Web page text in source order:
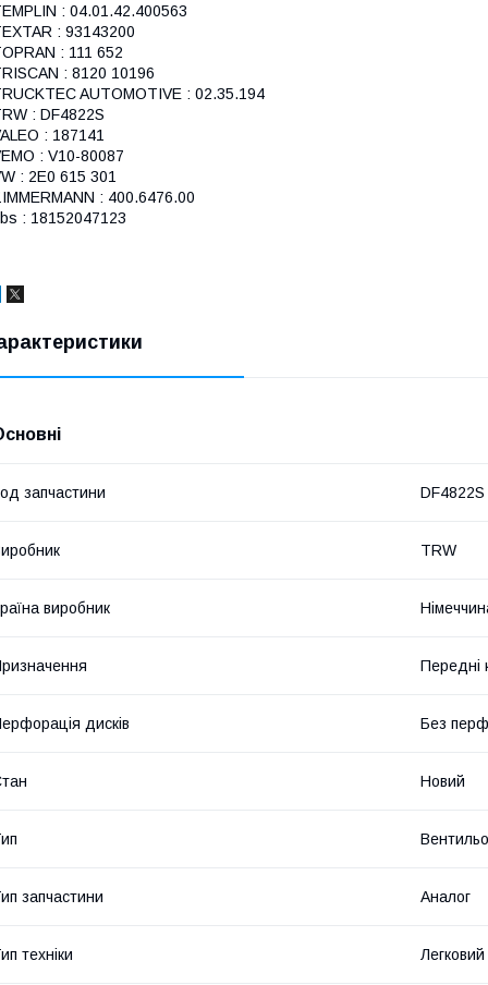
: 04.01.42.400563
: 93143200
: 111 652
: 8120 10196
AUTOMOTIVE : 02.35.194
: DF4822S
: 187141
: V10-80087
: 2E0 615 301
: 400.6476.00
: 18152047123
запчастини DF4822S
TRW
виробник
Передні
дисків Без
Новий
запчастини Аналог
техніки